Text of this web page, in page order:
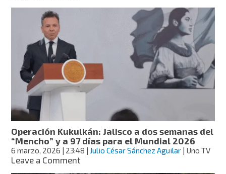
se
entregara”:
Defensa
detalla
Nemesio
Oseguera
Operación Kukulkán: Jalisco a dos semanas del
“Mencho” y a 97 días para el Mundial 2026
6 marzo, 2026 | 23:48 Julio César Sánchez Aguilar | Uno TV
Leave a Commenton